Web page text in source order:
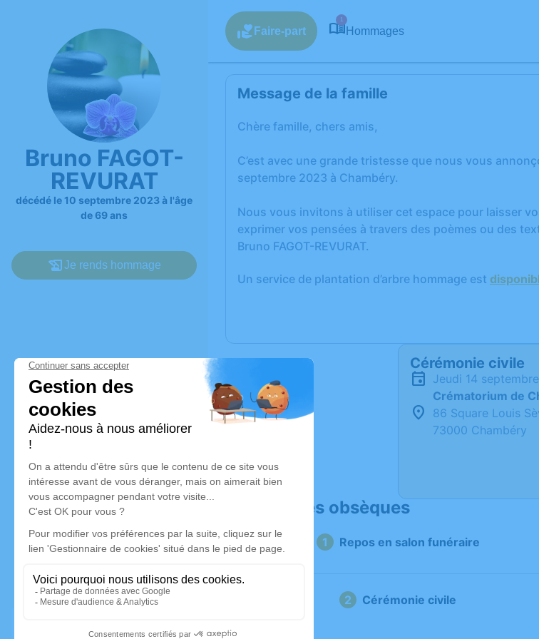
Bruno FAGOT-
REVURAT
décédé le 10 septembre 2023 à l'âge
de 69 ans
Je rends hommage
Faire-part
1
Hommages
Message de la famille
Chère famille, chers amis,
C’est avec une grande tristesse que nous vous
septembre 2023 à Chambéry.
Nous vous invitons à utiliser cet espace pour laisser
exprimer vos pensées à travers des poèmes ou des
Bruno FAGOT-REVURAT.
Un service de plantation d’arbre hommage est
Cérémonie civile
jeudi 14
Crématorium de
86 Square Louis
73000 Chambéry
Déroulé des obsèques
Repos en salon funéraire
Cérémonie civile